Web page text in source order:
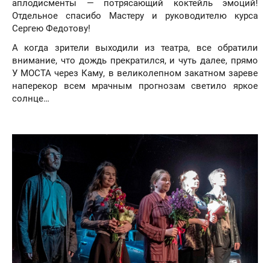
аплодисменты — потрясающий коктейль эмоций!
Отдельное спасибо Мастеру и руководителю курса
Сергею Федотову!
А когда зрители выходили из театра, все обратили
внимание, что дождь прекратился, и чуть далее, прямо
У МОСТА через Каму, в великолепном закатном зареве
наперекор всем мрачным прогнозам светило яркое
солнце…